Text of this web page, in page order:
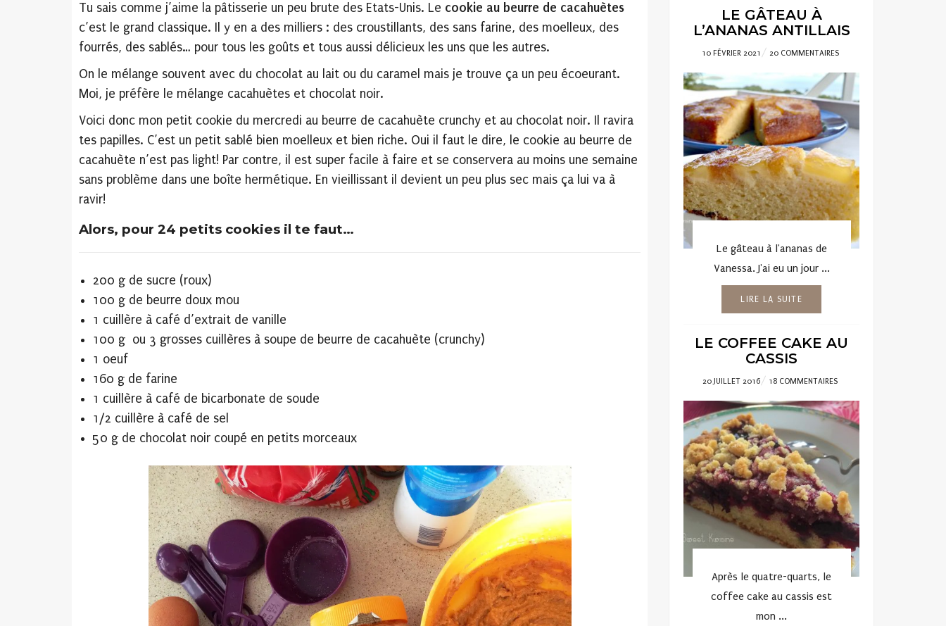
Tu sais comme j’aime la pâtisserie un peu brute des Etats-Unis. Le cookie au beurre de cacahuètes
c’est le grand classique. Il y en a des milliers : des croustillants, des sans farine, des moelleux, des
fourrés, des sablés… pour tous les goûts et tous aussi délicieux les uns que les autres.
On le mélange souvent avec du chocolat au lait ou du caramel mais je trouve ça un peu écoeurant.
Moi, je préfère le mélange cacahuètes et chocolat noir.
Voici donc mon petit cookie du mercredi au beurre de cacahuète crunchy et au chocolat noir. Il ravira
tes papilles. C’est un petit sablé bien moelleux et bien riche. Oui il faut le dire, le cookie au beurre de
cacahuète n’est pas light! Par contre, il est super facile à faire et se conservera au moins une semaine
sans problème dans une boîte hermétique. En vieillissant il devient un peu plus sec mais ça lui va à
ravir!
Alors, pour 24 petits cookies il te faut…
200 g de sucre (roux)
100 g de beurre doux mou
1 cuillère à café d’extrait de vanille
100 g ou 3 grosses cuillères à soupe de beurre de cacahuète (crunchy)
1 oeuf
160 g de farine
1 cuillère à café de bicarbonate de soude
1/2 cuillère à café de sel
50 g de chocolat noir coupé en petits morceaux
LE GÂTEAU À
L’ANANAS ANTILLAIS
POSTED
ON
10 FÉVRIER 2021 20 COMMENTAIRES
Le gâteau à l'ananas de
Vanessa. J'ai eu un jour ...
LIRE LA SUITE
LE COFFEE CAKE AU
CASSIS
POSTED
ON
20 JUILLET 2016 18 COMMENTAIRES
Après le quatre-quarts, le
coffee cake au cassis est
mon ...